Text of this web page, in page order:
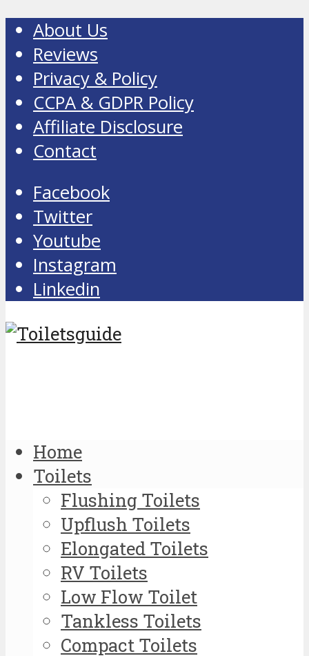
About Us
Reviews
Privacy & Policy
CCPA & GDPR Policy
Affiliate Disclosure
Contact
Facebook
Twitter
Youtube
Instagram
Linkedin
Home
Toilets
Flushing Toilets
Upflush Toilets
Elongated Toilets
RV Toilets
Low Flow Toilet
Tankless Toilets
Compact Toilets